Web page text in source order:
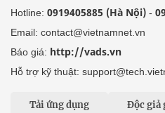
Hotline: 0919405885 (Hà Nội) -
Email: contact@vietnamnet.vn
Báo giá: http://vads.vn
Hỗ trợ kỹ thuật:
Tải ứng dụng Độc giả